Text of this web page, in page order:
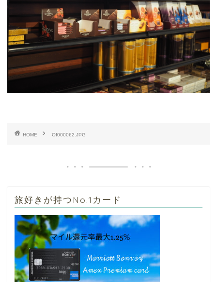
HOME OI000062.JPG
旅好きが持つNo.1カード